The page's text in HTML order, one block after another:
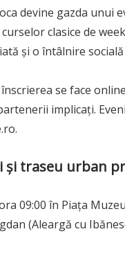
devine gazda unui
clasice de
și o întâlnire
se face
implicați.
și traseu urban
09:00 în Piața
(Aleargă cu